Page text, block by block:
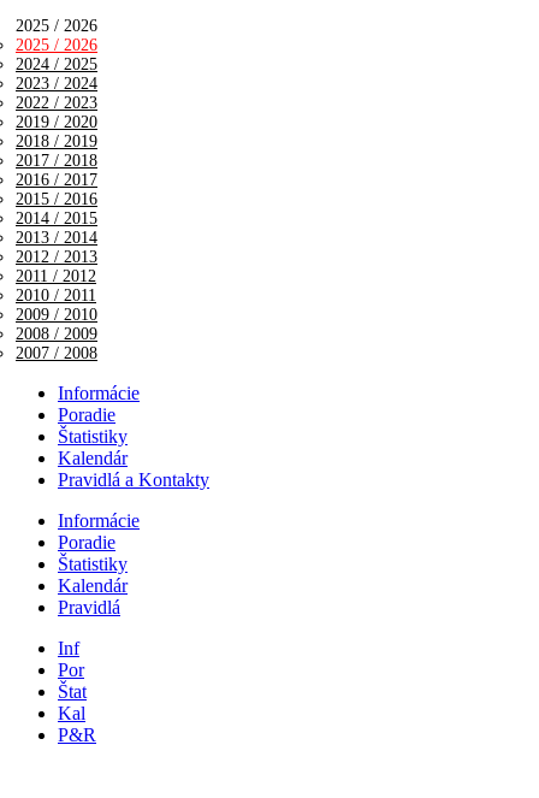
2025 / 2026
2025 / 2026
2024 / 2025
2023 / 2024
2022 / 2023
2019 / 2020
2018 / 2019
2017 / 2018
2016 / 2017
2015 / 2016
2014 / 2015
2013 / 2014
2012 / 2013
2011 / 2012
2010 / 2011
2009 / 2010
2008 / 2009
2007 / 2008
Informácie
Poradie
Štatistiky
Kalendár
Pravidlá a Kontakty
Informácie
Poradie
Štatistiky
Kalendár
Pravidlá
Inf
Por
Štat
Kal
P&R